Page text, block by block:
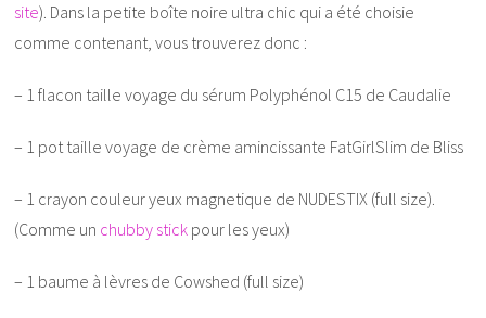
site). Dans la petite boîte noire ultra chic qui a été choisie
comme contenant, vous trouverez donc :
– 1 flacon taille voyage du sérum Polyphénol C15 de Caudalie
– 1 pot taille voyage de crème amincissante FatGirlSlim de Bliss
– 1 crayon couleur yeux magnetique de NUDESTIX (full size).
(Comme un chubby stick pour les yeux)
– 1 baume à lèvres de Cowshed (full size)